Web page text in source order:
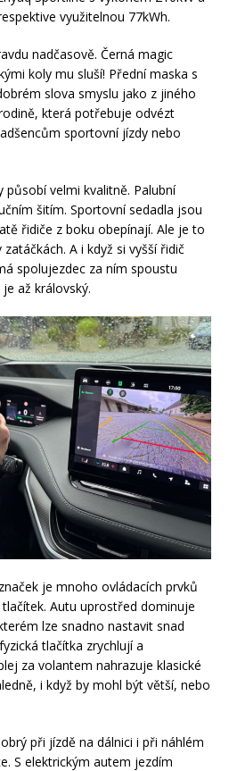
využitelnou 77kWh.
nadčasově. Černá magic
koly mu sluší! Přední maska s
slova smyslu jako z jiného
která potřebuje odvézt
sportovní jízdy nebo
působí velmi kvalitně. Palubní
šitím. Sportovní sedadla jsou
řidiče z boku obepínají. Ale je to
A i když si vyšší řidič
spolujezdec za ním spoustu
až královský.
je mnoho ovládacích prvků
Autu uprostřed dominuje
lze snadno nastavit snad
tlačítka zrychlují a
za volantem nahrazuje klasické
i když by mohl být větší, nebo
při jízdě na dálnici i při náhlém
S elektrickým autem jezdím